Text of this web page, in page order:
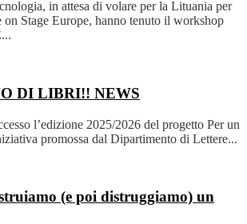
in attesa di volare per la Lituania per
on Stage Europe, hanno tenuto il workshop
DI LIBRI!! NEWS
l’edizione 2025/2026 del progetto Per un
promossa dal Dipartimento di Lettere...
(e poi distruggiamo) un